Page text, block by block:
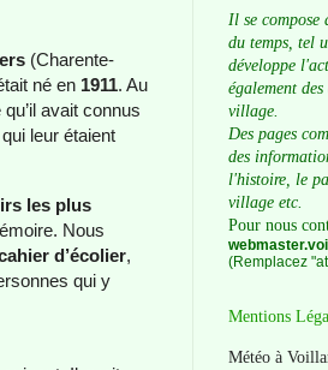
(Charente-
né en 1911. Au
avait connus
leur étaient
les plus
Nous
d’écolier,
qui y
Il se
du temps, tel
développe
également
village.
Des pages
des
l'histoire, le
village etc.
Pour nous
(Remplacez
Mentions
Météo à